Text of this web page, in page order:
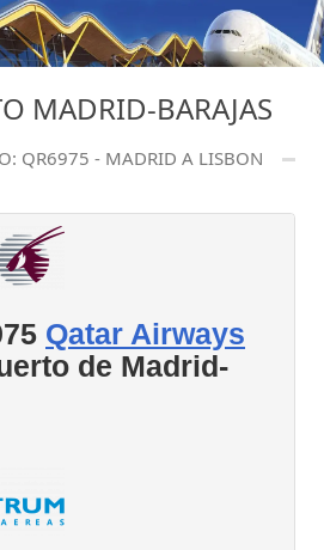
MADRID-BARAJAS
QR6975 - MADRID A LISBON
Qatar Airways
de Madrid-